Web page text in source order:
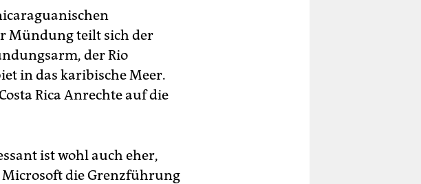
Mündung teilt sich der
der Rio
in das karibische Meer.
Rica Anrechte auf die
ist wohl auch eher,
Microsoft die Grenzführung